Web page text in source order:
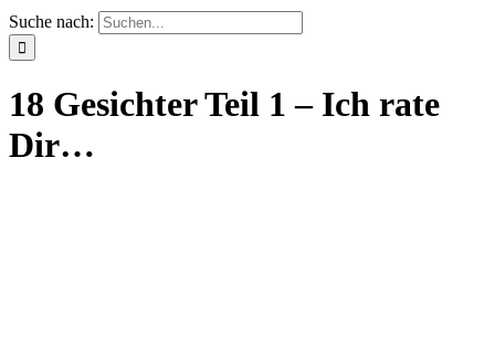
Suche nach:
18 Gesichter Teil 1 – Ich rate
Dir…